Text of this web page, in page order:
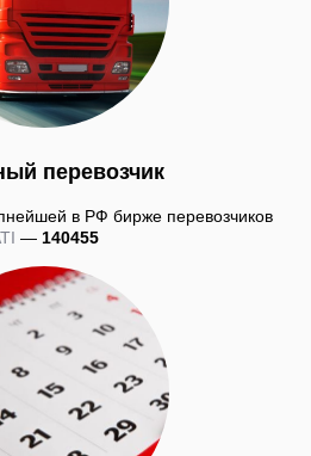
перевозчик
в РФ бирже перевозчиков
— 140455